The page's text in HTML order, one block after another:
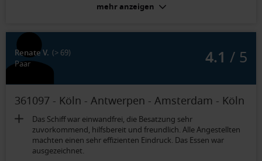
2-Bett-Außenkabine Neptundeck (Kat. D):
Es war doch recht eng, besonders im Bad.
mehr anzeigen
Renate V. (> 69)
Paar
4.1 / 5
361097 - Köln - Antwerpen - Amsterdam - Köln
Das Schiff war einwandfrei, die Besatzung sehr
zuvorkommend, hilfsbereit und freundlich. Alle Angestellten
machten einen sehr effizienten Eindruck. Das Essen war
ausgezeichnet.